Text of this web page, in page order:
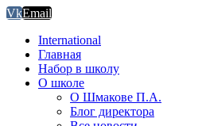
VkEmail
International
Главная
Набор в школу
О школе
О Шмакове П.А.
Блог директора